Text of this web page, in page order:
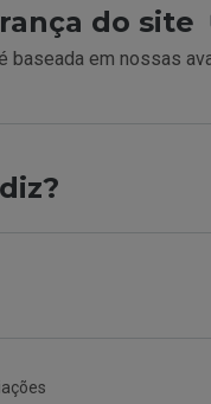
do site
baseada em nossas